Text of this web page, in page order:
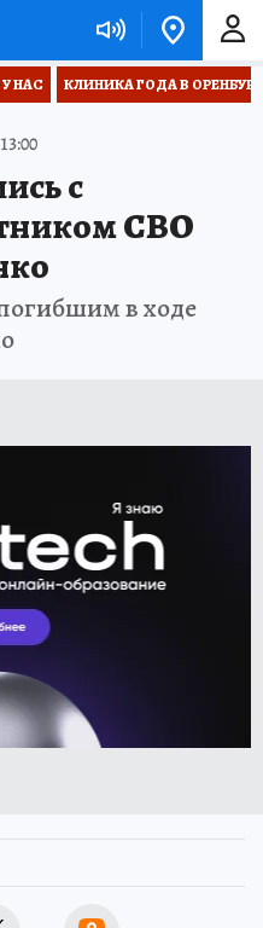
НАС КЛИНИКА ГОДА В
с
СВО
в ходе